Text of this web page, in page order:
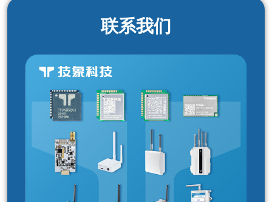
联系我们